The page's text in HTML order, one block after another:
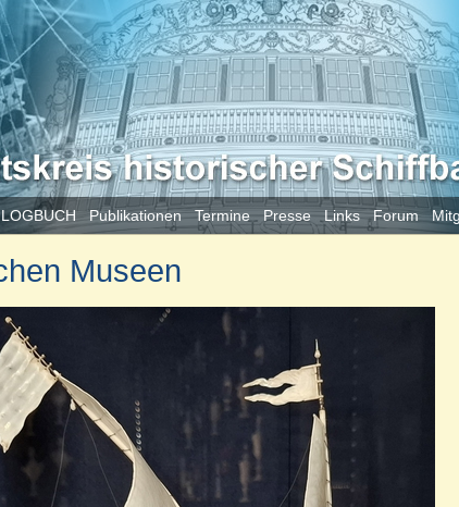
Publikationen Termine Presse Links Forum
Museen